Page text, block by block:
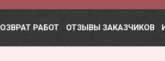
РАБОТ ОТЗЫВЫ ЗАКАЗЧИКОВ